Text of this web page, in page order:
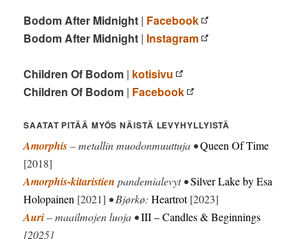
Bodom After Midnight | Facebook
Bodom After Midnight | Instagram
Children Of Bodom | kotisivu
Children Of Bodom | Facebook
SAATAT PITÄÄ MYÖS NÄISTÄ LEVYHYLLYISTÄ
Amorphis– metallin muodonmuuttuja •Queen Of Time
[2018]
Amorphis-kitaristien pandemialevyt •Silver Lake by Esa
Holopainen [2021] • Bjørkø:Heartrot[2023]
Auri– maailmojen luoja •III – Candles & Beginnings
[2025]